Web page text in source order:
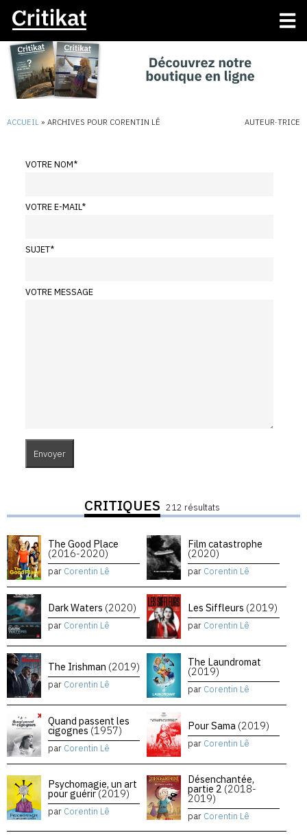
ACCUEIL » ARCHIVES POUR CORENTIN LÊ AUTEUR·TRICE
VOTRE NOM*
VOTRE E-MAIL*
SUJET*
VOTRE MESSAGE
CRITIQUES 212 résultats
The Good Place
(2016-2020)
par Corentin Lê
Film catastrophe
(2020)
par Corentin Lê
Dark Waters (2020)
par Corentin Lê
Les Siffleurs (2019)
par Corentin Lê
The Irishman (2019)
par Corentin Lê
The Laundromat
(2019)
par Corentin Lê
Quand passent les
cigognes (1957)
par Corentin Lê
Pour Sama (2019)
par Corentin Lê
Psychomagie, un art
pour guérir(2019)
par Corentin Lê
Désenchantée,
partie 2 (2018-
2019)
par Corentin Lê